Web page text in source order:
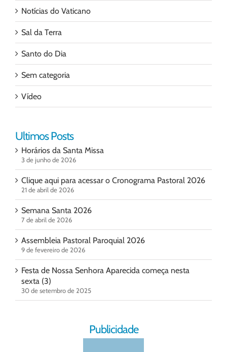
Notícias do Vaticano
Sal da Terra
Santo do Dia
Sem categoria
Vídeo
Ultimos Posts
Horários da Santa Missa
3 de junho de 2026
Clique aqui para acessar o Cronograma Pastoral 2026
21 de abril de 2026
Semana Santa 2026
7 de abril de 2026
Assembleia Pastoral Paroquial 2026
9 de fevereiro de 2026
Festa de Nossa Senhora Aparecida começa nesta
sexta (3)
30 de setembro de 2025
Publicidade